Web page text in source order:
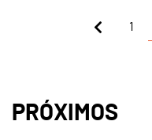
1
PRÓXIMOS